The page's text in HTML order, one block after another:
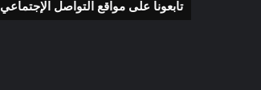
تابعونا على مواقع التواصل الإجتماعي